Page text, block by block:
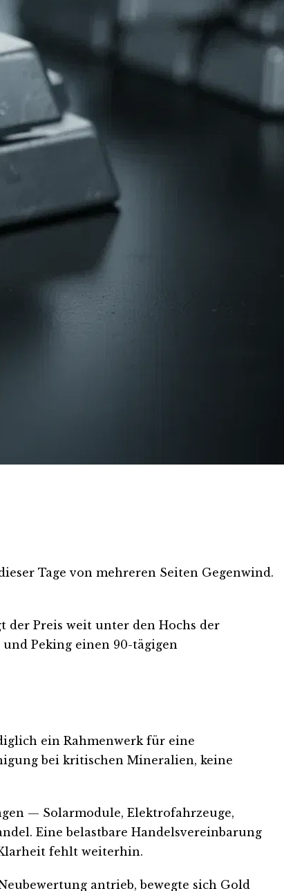
Tage von mehreren Seiten Gegenwind.
der Preis weit unter den Hochs der
Peking einen 90-tägigen
ein Rahmenwerk für eine
bei kritischen Mineralien, keine
— Solarmodule, Elektrofahrzeuge,
Eine belastbare Handelsvereinbarung
fehlt weiterhin.
antrieb, bewegte sich Gold